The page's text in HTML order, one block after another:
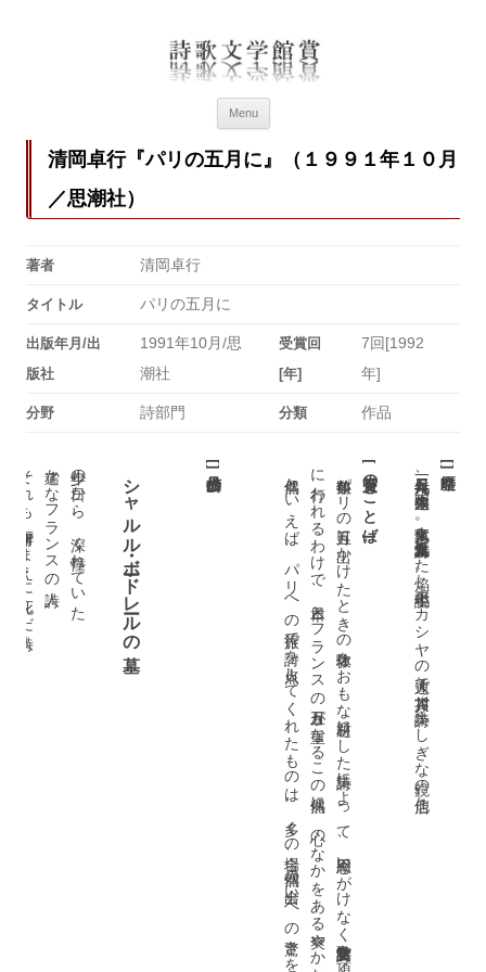
詩歌文学館賞
Menu
清岡卓行『パリの五月に』（１９９１年１０月
／思潮社）
著者 清岡卓行
タイトル パリの五月に
出版年月/出
版社
1991年10月/思
潮社
受賞回
[年]
7回[1992
年]
分野 詩部門 分類 作品
[
]
一九二二年六月二九日、中国大連生れ。東大仏文卒。五九年処女詩集『氷った焰』。七〇年小説『アカシヤの大連』で芥川賞。詩集『ふしぎな鏡の店』他。
[
受賞のことば
]
に行
。
偶然といえば、パリへの旅行で詩を点火してくれたものは、多くの場合、偶然の出会いへの驚きをともなう事物への感動でした。
[
]
シャルル・ボードレールの墓
少年の日から、深く憧れていた
遙かなフランスの詩人
それも
百何十年かまえに死んだ詩人。